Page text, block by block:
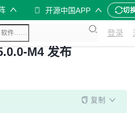
开源中国APP 切
登录
M4 发布
复制